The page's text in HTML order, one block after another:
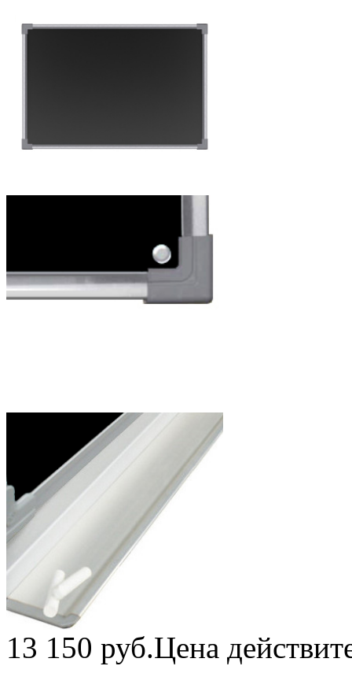
13 150 руб.Цена